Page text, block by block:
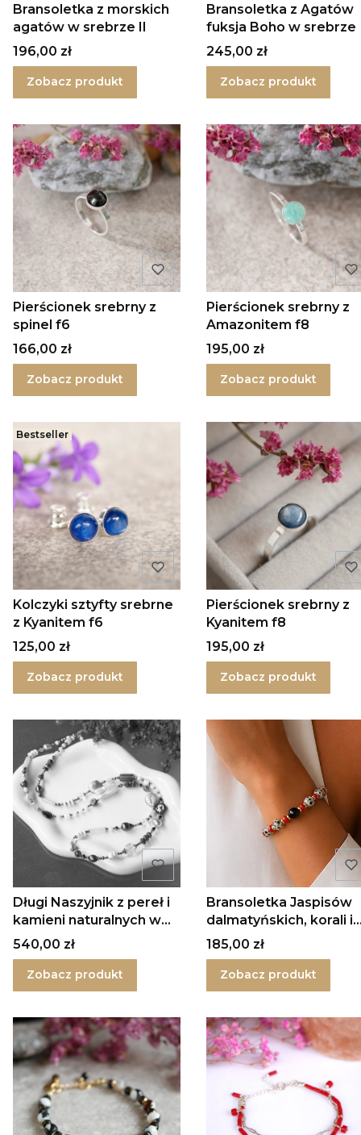
Bransoletka z morskich
agatów w srebrze II
Cena
196,00 zł
Zobacz produkt
Bransoletka z Agatów
fuksja Boho w srebrze
Cena
245,00 zł
Zobacz produkt
Pierścionek srebrny z
spinel f6
Cena
166,00 zł
Zobacz produkt
Pierścionek srebrny z
Amazonitem f8
Cena
195,00 zł
Zobacz produkt
Bestseller
Kolczyki sztyfty srebrne
z Kyanitem f6
Cena
125,00 zł
Zobacz produkt
Pierścionek srebrny z
Kyanitem f8
Cena
195,00 zł
Zobacz produkt
Długi Naszyjnik z pereł i
kamieni naturalnych w
srebrze
Cena
540,00 zł
Zobacz produkt
Bransoletka Jaspisów
dalmatyńskich, korali i
onyksów w srebrze
Cena
185,00 zł
Zobacz produkt